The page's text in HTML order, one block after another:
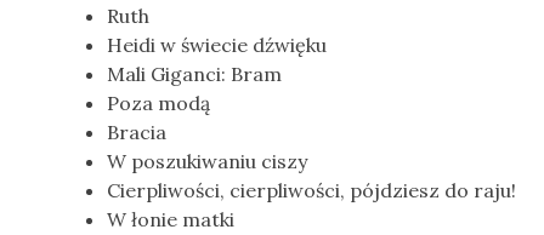
Ruth
Heidi w świecie dźwięku
Mali Giganci: Bram
Poza modą
Bracia
W poszukiwaniu ciszy
Cierpliwości, cierpliwości, pójdziesz do raju!
W łonie matki